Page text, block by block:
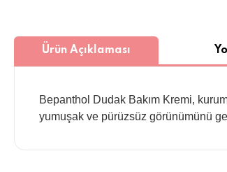
Ürün Açıklaması
Bepanthol Dudak Bakım Kremi,
yumuşak ve pürüzsüz görünümünü